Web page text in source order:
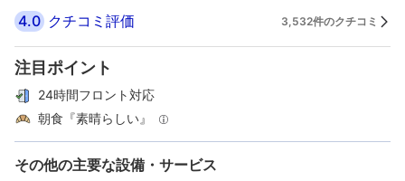
4.0 クチコミ評価 3,532件のクチコミ
注目ポイント
24時間フロント対応
朝食『素晴らしい』
その他の主要な設備・サービス